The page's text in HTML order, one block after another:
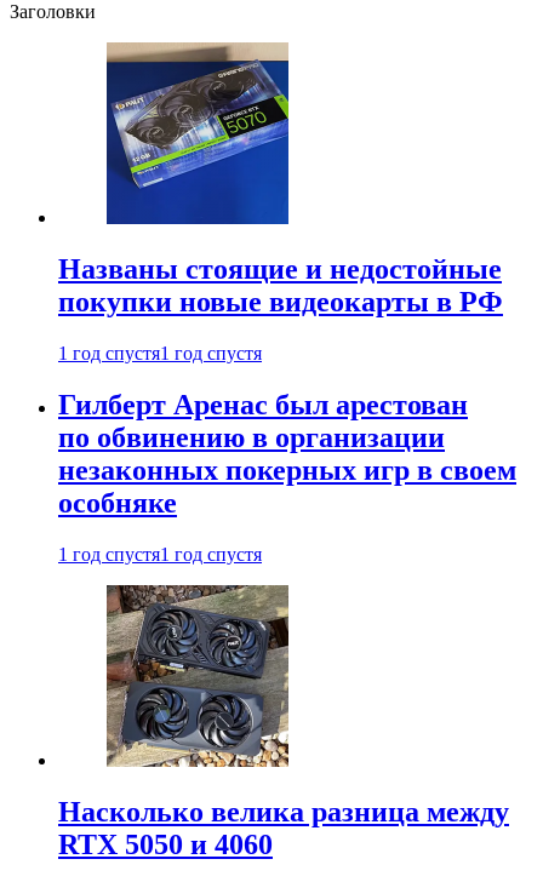
Заголовки
Названы стоящие и недостойные
покупки новые видеокарты в РФ
1 год спустя1 год спустя
Гилберт Аренас был арестован
по обвинению в организации
незаконных покерных игр в своем
особняке
1 год спустя1 год спустя
Насколько велика разница между
RTX 5050 и 4060